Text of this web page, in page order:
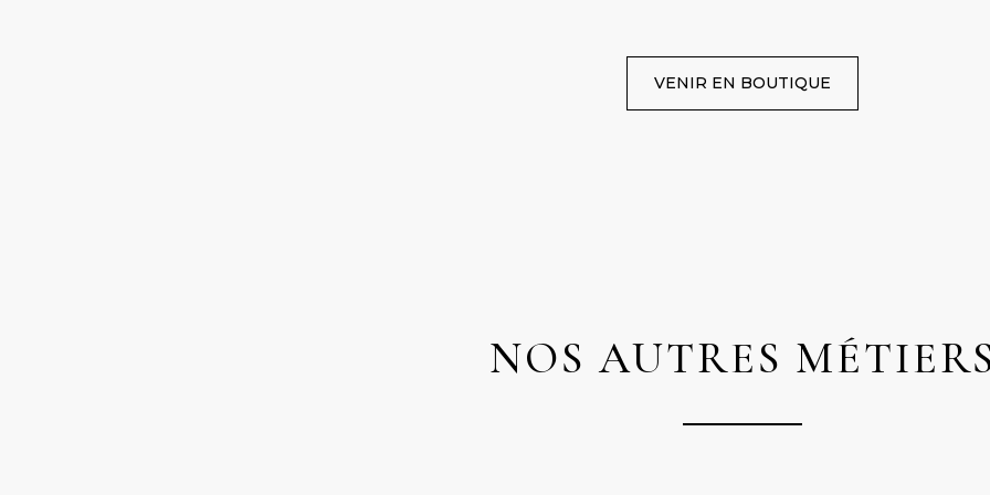
VENIR EN BOUTIQUE
NOS AUTRES